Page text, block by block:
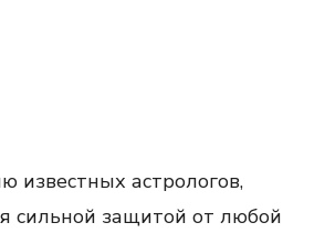
известных астрологов,
сильной защитой от любой